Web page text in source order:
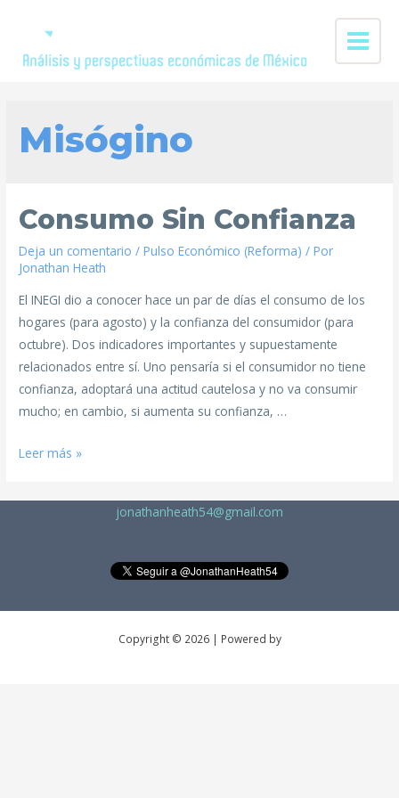
Misógino
Consumo Sin Confianza
Deja un comentario /Pulso Económico (Reforma) / Por
Jonathan Heath
El INEGI dio a conocer hace un par de días el consumo de los
hogares (para agosto) y la confianza del consumidor (para
octubre). Dos indicadores importantes y supuestamente
relacionados entre sí. Uno pensaría si el consumidor no tiene
confianza, adoptará una actitud cautelosa y no va consumir
mucho; en cambio, si aumenta su confianza, …
Leer más »
jonathanheath54@gmail.com
Copyright © 2026 | Powered by